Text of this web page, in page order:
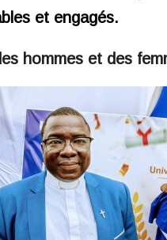
et engagés.
hommes et des